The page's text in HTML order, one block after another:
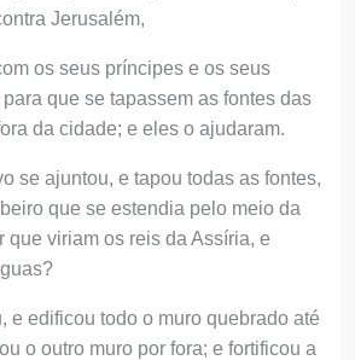
Jerusalém,
os seus príncipes e os seus
que se tapassem as fontes das
da cidade; e eles o ajudaram.
se ajuntou, e tapou todas as fontes,
que se estendia pelo meio da
que viriam os reis da Assíria, e
e edificou todo o muro quebrado até
o outro muro por fora; e fortificou a